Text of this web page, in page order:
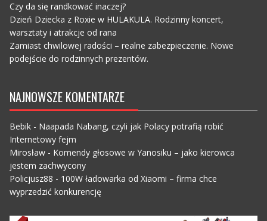
Czy da się randkować inaczej?
Dzień Dziecka z Roxie w HULAKULA. Rodzinny koncert,
warsztaty i atrakcje od rana
Zamiast chwilowej radości – realne zabezpieczenie. Nowe
podejście do rodzinnych prezentów.
NAJNOWSZE KOMENTARZE
Bebik- Naapada Nabang, czyli jak Polacy potrafią robić
Internetowy fejm
Mirosław- Komendy głosowe w Yanosiku – jako kierowca
jestem zachwycony
Policjusz88 - 100W ładowarka od Xiaomi – firma chce
wyprzedzić konkurencję